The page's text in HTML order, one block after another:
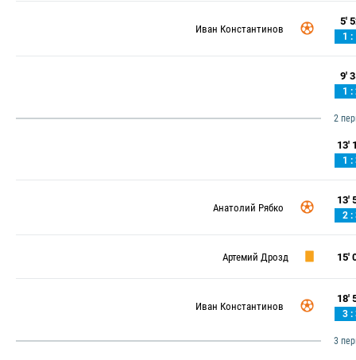
Иван Константинов
5'
1 :
9'
1 :
2
13'
1 :
Анатолий Рябко
13'
2 :
Артемий Дрозд 15'
Иван Константинов
18'
3 :
3